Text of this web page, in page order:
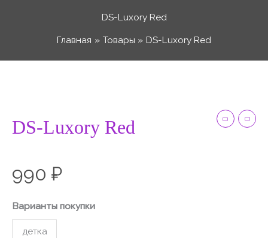
содержимому
DS-Luxory Red
Главная
Товары DS-Luxory Red
DS-Luxory Red
990 ₽
Варианты покупки
детка
Luxory